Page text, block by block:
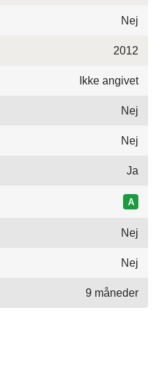
Nej
2012
Ikke angivet
Nej
Nej
Ja
A
Nej
Nej
9 måneder